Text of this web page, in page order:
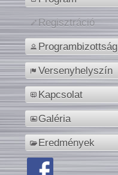
Regisztráció
Programbizottság
Versenyhelyszín
Kapcsolat
Galéria
Eredmények